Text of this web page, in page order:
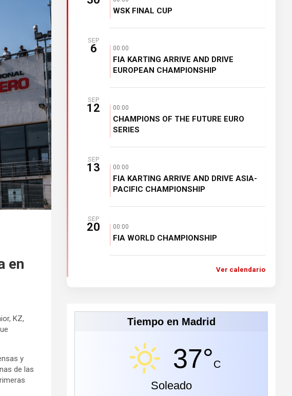
en
KZ,
y
de las
WSK FINAL CUP
SEP
6 00:00
FIA KARTING ARRIVE AND DRIVE
EUROPEAN CHAMPIONSHIP
SEP
12 00:00
CHAMPIONS OF THE FUTURE EURO
SERIES
SEP
13 00:00
FIA KARTING ARRIVE AND DRIVE ASIA-
PACIFIC CHAMPIONSHIP
SEP
20 00:00
FIA WORLD CHAMPIONSHIP
Ver calendario
Tiempo en Madrid
37°C
Soleado